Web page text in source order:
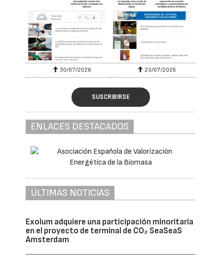
30/07/2026 23/07/2026
SUSCRIBIRSE
ENLACES DESTACADOS
ÚLTIMAS NOTICIAS
Exolum adquiere una participación minoritaria
en el proyecto de terminal de CO₂ SeaSeaS
Amsterdam